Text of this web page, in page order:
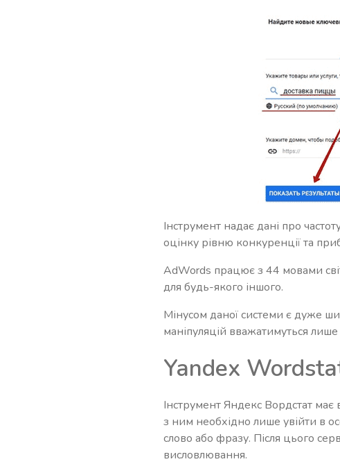
Інструмент надає дані про
оцінку рівню конкуренції та
AdWords працює з 44 мовами
для будь-якого іншого.
Мінусом даної системи є дуже
маніпуляцій вважатимуться
Yandex
Інструмент Яндекс Вордстат має
з ним необхідно лише увійти в
слово або фразу. Після цього
висловлювання.